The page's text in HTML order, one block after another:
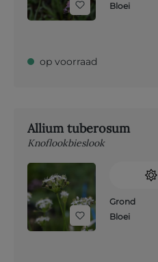
Bloei
op voorraad
Allium tuberosum
Knoflookbieslook
Grond
Bloei